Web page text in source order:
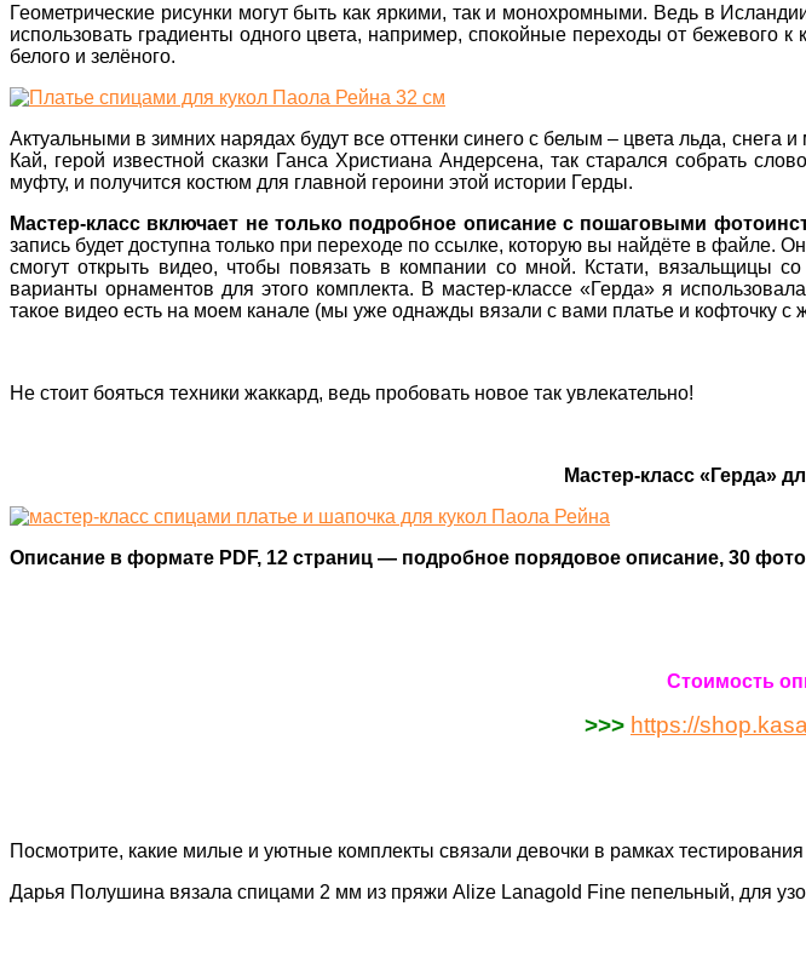
Геометрические рисунки могут быть как яркими, так и монохромными. Ведь в
использовать градиенты одного цвета, например, спокойные переходы от бежевого к
белого и зелёного.
Актуальными в зимних нарядах будут все оттенки синего с белым – цвета льда,
Кай, герой известной сказки Ганса Христиана Андерсена, так старался собрать
муфту, и получится костюм для главной героини этой истории Герды.
Мастер-класс включает не только подробное описание с пошаговыми
запись будет доступна только при переходе по ссылке, которую вы найдёте в
смогут открыть видео, чтобы повязать в компании со мной. Кстати, вязальщицы
варианты орнаментов для этого комплекта. В мастер-классе «Герда» я
такое видео есть на моем канале (мы уже однажды вязали с вами платье и кофточку с
Не стоит бояться техники жаккард, ведь пробовать новое так увлекательно!
Мастер-класс «Герда»
Описание в формате PDF, 12 страниц — подробное порядовое описание, 30
Стоимость
>>> https://
Посмотрите, какие милые и уютные комплекты связали девочки в рамках
Дарья Полушина вязала спицами 2 мм из пряжи Alize Lanagold Fine пепельный, для